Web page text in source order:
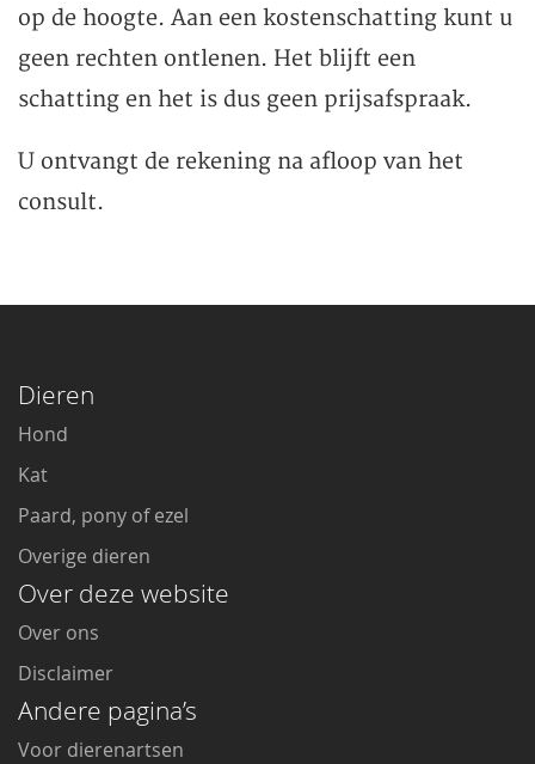
op de hoogte. Aan een kostenschatting kunt u
geen rechten ontlenen. Het blijft een
schatting en het is dus geen prijsafspraak.
U ontvangt de rekening na afloop van het
consult.
Dieren
Hond
Kat
Paard, pony of ezel
Overige dieren
Over deze website
Over ons
Disclaimer
Andere pagina’s
Voor dierenartsen